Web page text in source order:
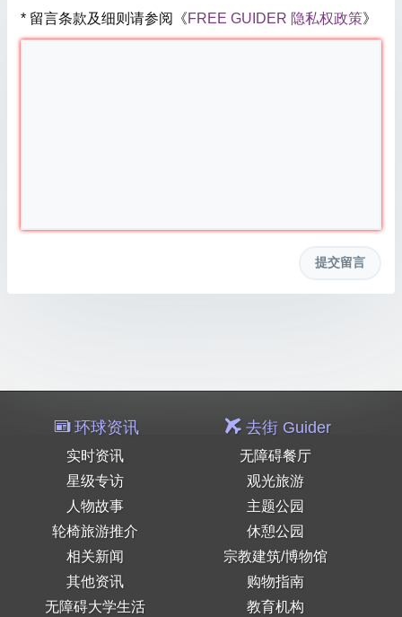
* 留言条款及细则请参阅《FREE GUIDER 隐私权政策》
环球资讯
实时资讯
星级专访
人物故事
轮椅旅游推介
相关新闻
其他资讯
无障碍大学生活
去街 Guider
无障碍餐厅
观光旅游
主题公园
休憩公园
宗教建筑/博物馆
购物指南
教育机构